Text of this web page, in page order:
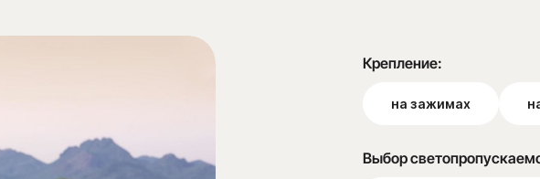
Крепление:
на зажимах
Выбор